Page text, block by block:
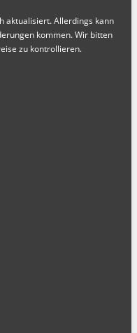
aktualisiert. Allerdings kann
kommen. Wir bitten
zu kontrollieren.